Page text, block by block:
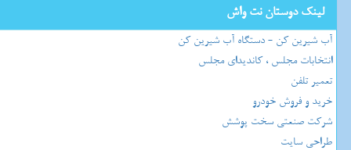
لینک دوستان نت واش
آب شیرین کن - دستگاه آب شیرین کن
انتخابات مجلس ، کاندیدای مجلس
تعمیر تلفن
خرید و فروش خودرو
شرکت صنعتی سخت پوشش
طراحی سایت